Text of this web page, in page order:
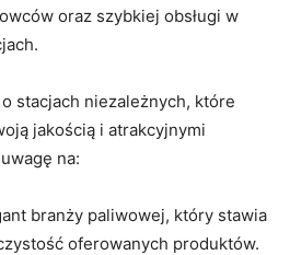
oraz szybkiej obsługi w
stacjach niezależnych, które
jakością i atrakcyjnymi
na:
branży paliwowej, który stawia
oferowanych produktów.